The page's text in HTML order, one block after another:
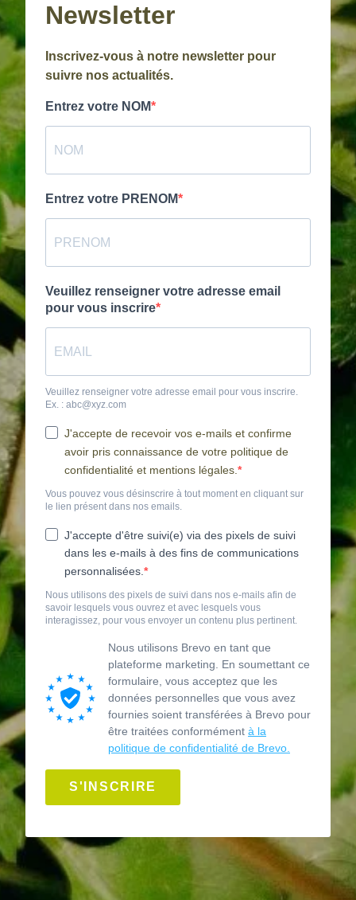
Newsletter
Inscrivez-vous à notre newsletter pour
suivre nos actualités.
Entrez votre NOM
Entrez votre PRENOM
Veuillez renseigner votre adresse email
pour vous inscrire
Veuillez renseigner votre adresse email pour vous inscrire.
Ex. : abc@xyz.com
J'accepte de recevoir vos e-mails et confirme
avoir pris connaissance de votre politique de
confidentialité et mentions légales.
Vous pouvez vous désinscrire à tout moment en cliquant sur
le lien présent dans nos emails.
J'accepte d'être suivi(e) via des pixels de suivi
dans les e-mails à des fins de communications
personnalisées.
Nous utilisons des pixels de suivi dans nos e-mails afin de
savoir lesquels vous ouvrez et avec lesquels vous
interagissez, pour vous envoyer un contenu plus pertinent.
Nous utilisons Brevo en tant que
plateforme marketing. En soumettant ce
formulaire, vous acceptez que les
données personnelles que vous avez
fournies soient transférées à Brevo pour
être traitées conformément à la
politique de confidentialité de Brevo.
S'INSCRIRE